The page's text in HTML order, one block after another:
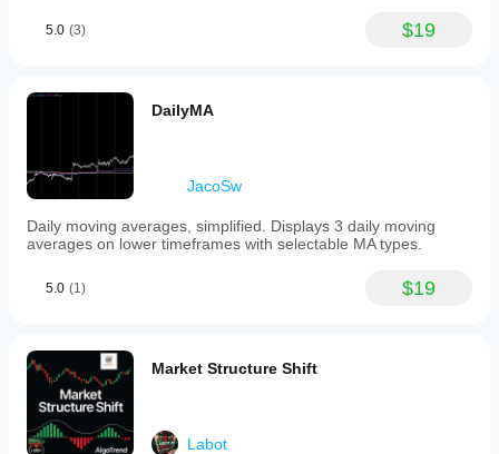
5.0 (3) $19
DailyMA
JacoSw
Daily moving averages, simplified. Displays 3 daily moving
averages on lower timeframes with selectable MA types.
5.0 (1) $19
Market Structure Shift
Labot